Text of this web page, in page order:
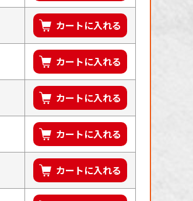
カートに入れる
カートに入れる
カートに入れる
カートに入れる
カートに入れる